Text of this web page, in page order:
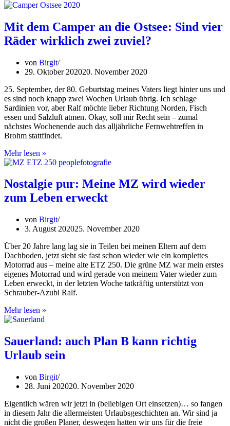
Teil
Deosai
Nationalpark
–
„Land
der
Mit dem Camper an die Ostsee: Sind vier
Räder wirklich zwei zuviel?
von Birgit
29. Oktober 202020. November 2020
25. September, der 80. Geburtstag meines Vaters liegt hinter uns und
es sind noch knapp zwei Wochen Urlaub übrig. Ich schlage
Sardinien vor, aber Ralf möchte lieber Richtung Norden, Fisch
essen und Salzluft atmen. Okay, soll mir Recht sein – zumal
nächstes Wochenende auch das alljährliche Fernwehtreffen in
Brohm stattfindet.
Mehr lesen »
dem
an
die
Ostsee:
vier
Räder
wirklich
zwei
zuviel?
Nostalgie pur: Meine MZ wird wieder
zum Leben erweckt
von Birgit
3. August 202025. November 2020
Über 20 Jahre lang lag sie in Teilen bei meinen Eltern auf dem
Dachboden, jetzt sieht sie fast schon wieder wie ein komplettes
Motorrad aus – meine alte ETZ 250. Die grüne MZ war mein erstes
eigenes Motorrad und wird gerade von meinem Vater wieder zum
Leben erweckt, in der letzten Woche tatkräftig unterstützt von
Schrauber-Azubi Ralf.
Mehr lesen »
MZ
wird
wieder
Leben
erweckt
Sauerland: auch Plan B kann richtig
Urlaub sein
von Birgit
28. Juni 202020. November 2020
Eigentlich wären wir jetzt in (beliebigen Ort einsetzen)… so fangen
in diesem Jahr die allermeisten Urlaubsgeschichten an. Wir sind ja
nicht die großen Planer, deswegen hatten wir uns für die freie